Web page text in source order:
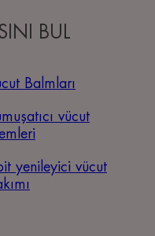
BUL
Balmları
vücut
yenileyici vücut